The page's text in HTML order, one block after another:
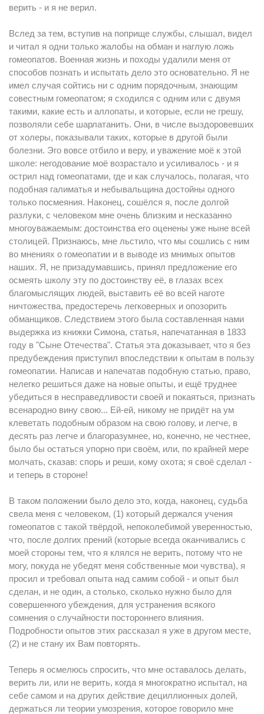
верить - и я не верил.
Вслед за тем, вступив на поприще службы, слышал, видел
и читал я одни только жалобы на обман и наглую ложь
гомеопатов. Военная жизнь и походы удалили меня от
способов познать и испытать дело это основательно. Я не
имел случая coйтись ни с одним порядочным, знающим
совестным гомеопатом; я сходился с одним или с двумя
такими, какие есть и аллопаты, и которые, если не грешу,
позволяли себе шарлатанить. Они, в числе выздоровевших
от холеры, показывали таких, которые в другой были
болезни. Эго вовсе отбило и веру, и yважение моё к этой
школе: негодование моё возрастало и усиливалось - и я
ocтрил над гомеопатами, где и как случалось, полагая, что
подобная галиматья и небывальщина достойны одного
только посмеяния. Наконец, сошёлся я, после долгой
разлуки, с человеком мне очень близким и несказанно
многоуважаемым: достоинства его оценены уже ныне всей
столицей. Признаюсь, мне льстило, что мы сошлись с ним
во мнениях о гомеопатии и в выводе из мнимых опытов
наших. Я, не призадумавшись, принял предложение его
осмеять школу эту по достоинству её, в глазах всех
благомыслящих людей, выставить её во всей наготе
ничтожества, предостеречь легковерных и опозорить
обманщиков. Следствием этого была составленная нами
выдержка из книжки Симона, статья, напечатанная в 1833
году в "Сыне Отечества". Статья эта доказывает, что я без
предубеждения приступил впоследствии к опытам в пользу
гомеопатии. Написав и напечатав подобную статью, право,
нелегко решиться даже на новые опыты, и ещё труднее
убедиться в несправедливости своей и покаяться, признать
всенародно вину свою... Eй-eй, никому не придёт на ум
клеветать подобным образом на свою голову, и легче, в
десять раз легче и благоразумнее, но, конечно, не честнее,
было бы остаться упорно при своём, или, по крайней мере
молчать, сказав: спорь и pеши, кому охота; я своё сделал -
и теперь в стороне!
В таком положении было дело это, когда, наконец, судьба
свела меня с человеком, (1) который держался учения
гомеопатов с такой твёрдой, непоколебимой уверенностью,
что, после долгих прений (которые всегда оканчивались с
моей стороны тем, что я клялся не верить, потому что не
могу, покуда не убедят меня собственные мои чувства), я
просил и требовал опыта над самим собой - и опыт был
сделан, и не один, а столько, сколько нужно было для
совершенного убеждения, для устранения всякого
сомнения о случайности постороннего влияния.
Подробности опытов этих рассказал я уже в другом месте,
(2) и не стану их Вам повторять.
Теперь я осмелюсь спросить, что мне оставалось делать,
верить ли, или не верить, когда я многократно испытал, на
себе самом и на других действие дециллионных долей,
держаться ли теории умозрения, которое говорило мне